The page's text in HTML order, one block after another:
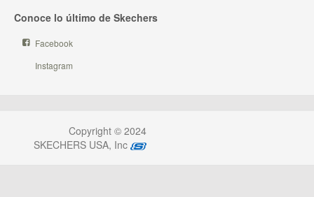
Conoce lo último de Skechers
Facebook
Instagram
Copyright © 2024
SKECHERS USA, Inc